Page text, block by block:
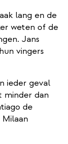
lang en de
weten of de
Jans
vingers
ieder geval
minder dan
de